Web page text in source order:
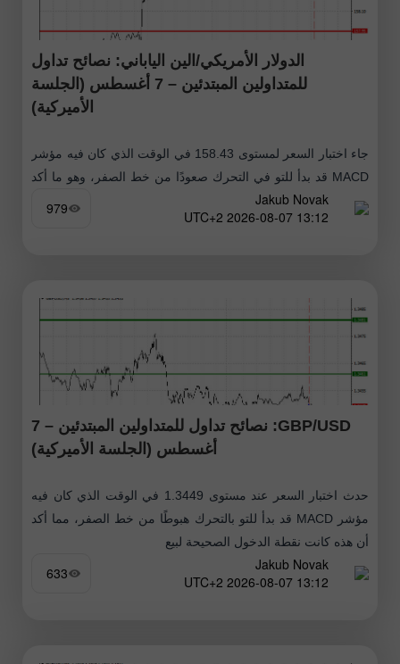
الدولار الأمريكي/الين الياباني: نصائح تداول
للمتداولين المبتدئين – 7 أغسطس (الجلسة
الأميركية)
جاء اختبار السعر لمستوى 158.43 في الوقت الذي كان فيه مؤشر
MACD قد بدأ للتو في التحرك صعودًا من خط الصفر، وهو ما أكد
صلاحية نقطة الدخول لشراء الدولار
Jakub Novak
13:12 2026-08-07 UTC+2
979
GBP/USD: نصائح تداول للمتداولين المبتدئين – 7
أغسطس (الجلسة الأميركية)
حدث اختبار السعر عند مستوى 1.3449 في الوقت الذي كان فيه
مؤشر MACD قد بدأ للتو بالتحرك هبوطًا من خط الصفر، مما أكد
أن هذه كانت نقطة الدخول الصحيحة لبيع
Jakub Novak
13:12 2026-08-07 UTC+2
633